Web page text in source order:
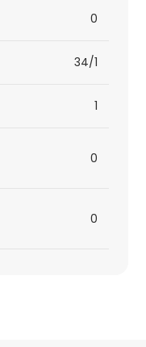
0
34/1
1
0
0